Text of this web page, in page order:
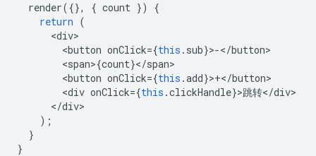
render({}, { count })
{
return (
<div
<button onClick={this . sub}>-</button
<span>{count}</span
<button onClick={this .add}>+</button
<div onClick={this .clickHandle}>跳转</div
</div
);
}
}